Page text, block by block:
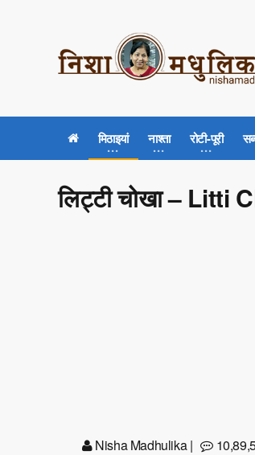
मिठाइयां नाश्ता रोटी-पूरी
लिट्टी चोखा – Litti
Nisha Madhulika|